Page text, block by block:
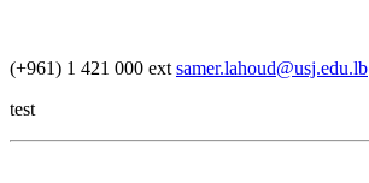
(+961) 1 421 000 ext samer.lahoud@usj.edu.lb
test